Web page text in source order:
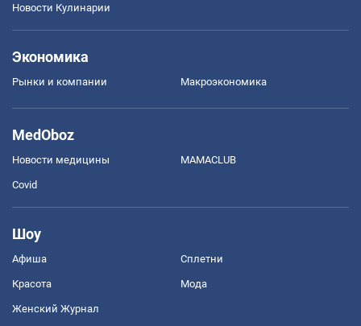
Новости Кулинарии
Экономика
Рынки и компании Mакроэкономика
MedOboz
Новости медицины MAMACLUB
Covid
Шоу
Афиша Сплетни
Красота Мода
Женский Журнал